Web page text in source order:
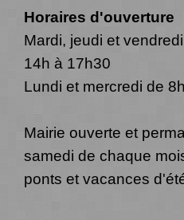
Horaires d'ouverture
Mardi, jeudi et
14h à 17h30
Lundi et mercredi de
Mairie ouverte et
samedi de chaque
ponts et vacances